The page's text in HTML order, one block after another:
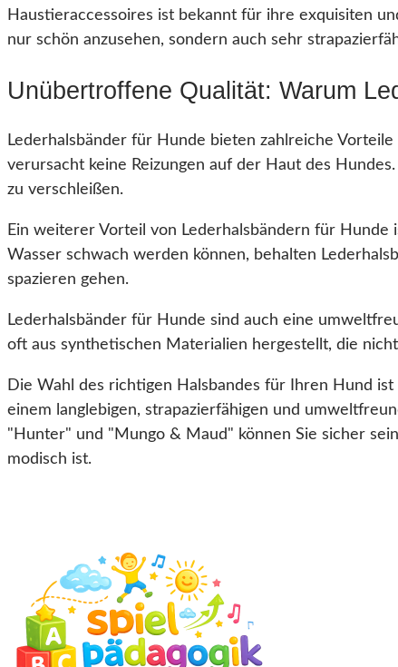
Haustieraccessoires ist bekannt für ihre exquisiten
nur schön anzusehen, sondern auch sehr
Unübertroffene Qualität: Warum
Lederhalsbänder für Hunde bieten zahlreiche
verursacht keine Reizungen auf der Haut des
zu verschleißen.
Ein weiterer Vorteil von Lederhalsbändern für
Wasser schwach werden können, behalten
spazieren gehen.
Lederhalsbänder für Hunde sind auch eine
oft aus synthetischen Materialien hergestellt, die
Die Wahl des richtigen Halsbandes für Ihren Hund
einem langlebigen, strapazierfähigen und
"Hunter" und "Mungo & Maud" können Sie sicher
modisch ist.